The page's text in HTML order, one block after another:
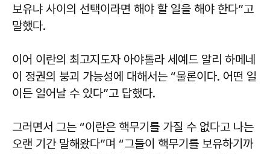
보유냐 사이의 선택이라면 해야 할 일을 해야 한다”고
말했다.
이어 이란의 최고지도자 아야톨라 세예드 알리 하메네
이 정권의 붕괴 가능성에 대해서는 “물론이다. 어떤 일
이든 일어날 수 있다”고 답했다.
그러면서 그는 “이란은 핵무기를 가질 수 없다고 나는
오랜 기간 말해왔다”며 “그들이 핵무기를 보유하기까